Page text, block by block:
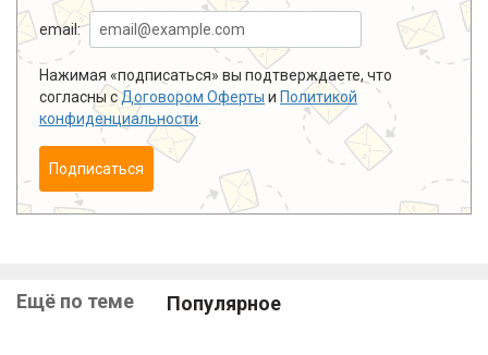
email:
Нажимая «подписаться» вы подтверждаете, что
согласны сДоговором Оферты и Политикой
конфиденциальности
Подписаться
Ещё по теме Популярное